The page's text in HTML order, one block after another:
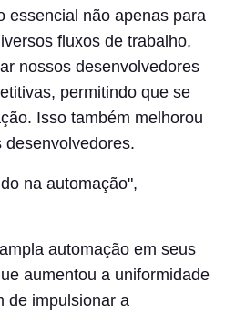
essencial não apenas para
fluxos de trabalho,
nossos desenvolvedores
permitindo que se
Isso também melhorou
na automação",
automação em seus
aumentou a uniformidade
de impulsionar a